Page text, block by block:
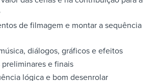
de filmagem e montar a sequência
diálogos, gráficos e efeitos
preliminares e finais
lógica e bom desenrolar